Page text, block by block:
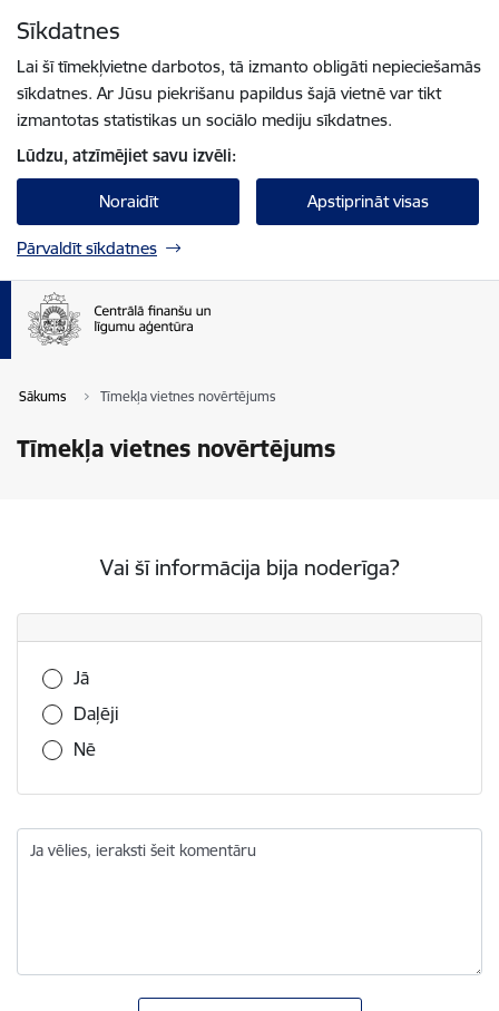
Sīkdatnes
Lai šī tīmekļvietne darbotos, tā izmanto obligāti nepieciešamās
sīkdatnes. Ar Jūsu piekrišanu papildus šajā vietnē var tikt
izmantotas statistikas un sociālo mediju sīkdatnes.
Lūdzu, atzīmējiet savu izvēli:
Noraidīt Apstiprināt visas
Pārvaldīt sīkdatnes
Sākums Tīmekļa vietnes novērtējums
Tīmekļa vietnes novērtējums
Vai šī informācija bija noderīga?
Vai šī informācija bija noderīga?
Jā
Daļēji
Nē
Ja vēlies, ieraksti šeit komentāru